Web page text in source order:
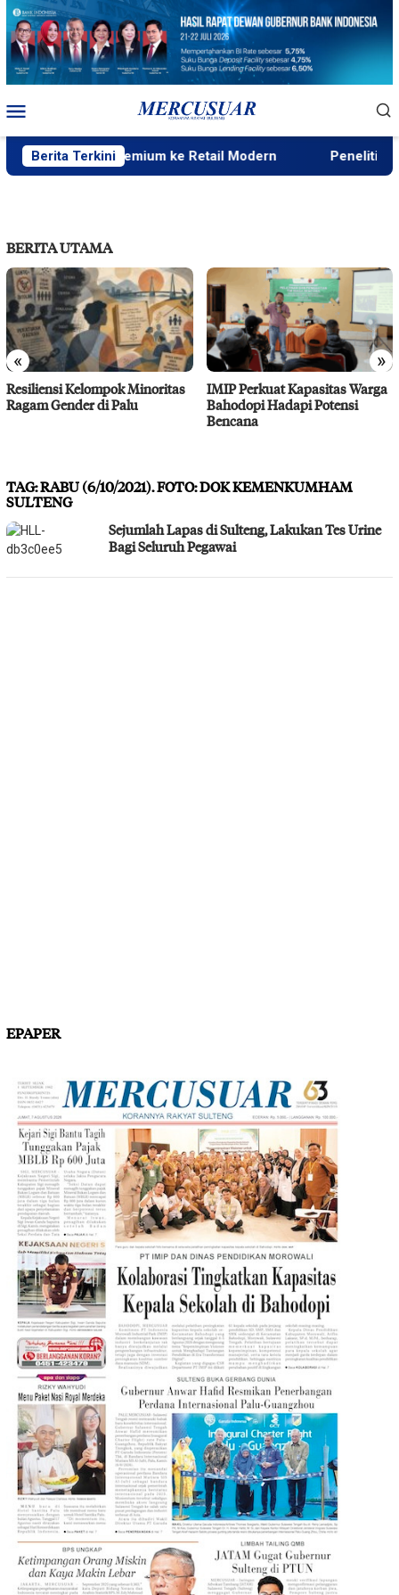
Loncat
konten
Mobile
Berita Terkini
Beras Premium ke Retail Modern Peneliti Sejarah:
BERITA UTAMA
« »
Resiliensi Kelompok Minoritas
Ragam Gender di Palu
IMIP Perkuat Kapasitas Warga
Bahodopi Hadapi Potensi
Bencana
TAG:RABU (6/10/2021). FOTO: DOK KEMENKUMHAM
SULTENG
Sejumlah Lapas di Sulteng, Lakukan Tes Urine
Bagi Seluruh Pegawai
EPAPER